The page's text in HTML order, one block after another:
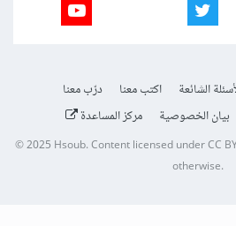
الشائعة اكتب معنا
درّب معنا
بيان الخصوصية مركز المساعدة
© 2025Hsoub.Content licensed underCC
otherwise.